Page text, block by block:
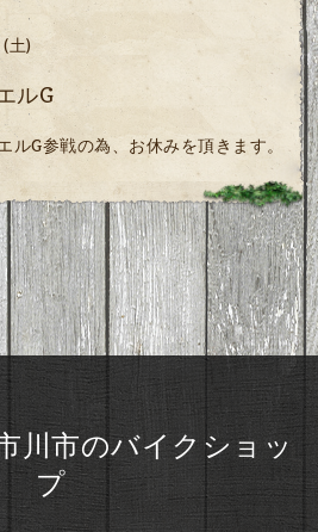
土)
ルG
ルG参戦の為、お休みを頂きます。
川市のバイクショッ
プ